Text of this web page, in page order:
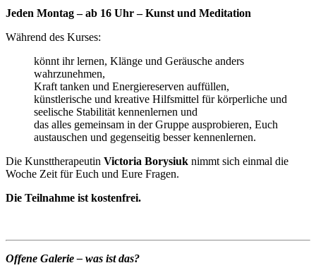
Jeden Montag – ab 16 Uhr – Kunst und Meditation
Während des Kurses:
könnt ihr lernen, Klänge und Geräusche anders
wahrzunehmen,
Kraft tanken und Energiereserven auffüllen,
künstlerische und kreative Hilfsmittel für körperliche und
seelische Stabilität kennenlernen und
das alles gemeinsam in der Gruppe ausprobieren, Euch
austauschen und gegenseitig besser kennenlernen.
Die Kunsttherapeutin Victoria Borysiuk nimmt sich einmal die
Woche Zeit für Euch und Eure Fragen.
Die Teilnahme ist kostenfrei.
Offene Galerie – was ist das?